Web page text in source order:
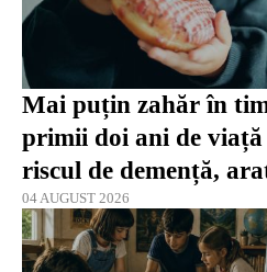
Mai puțin zahăr în
primii doi ani de viață
riscul de demență,
04 AUGUST 2026